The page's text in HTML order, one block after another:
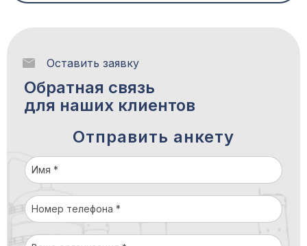
Оставить заявку
Обратная связь
для наших клиентов
Отправить анкету